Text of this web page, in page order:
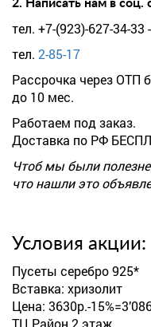
2. Написать нам в соц.
тел. +7-(923)-627-34-33
тел. 2-85-17
Рассрочка через ОТП
до 10 мес.
Работаем под заказ.
Доставка по РФ
Чтоб мы были
что нашли это
Условия акции:
Пусеты серебро 925*
Вставка: хризолит
Цена: 3630р.-
ТЦ Район 2 этаж